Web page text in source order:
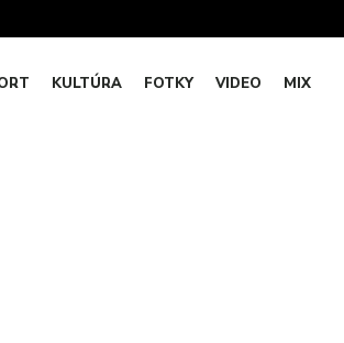
KULTÚRA FOTKY VIDEO MIX